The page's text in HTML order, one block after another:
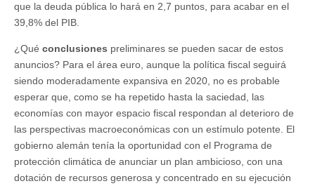
que la deuda pública lo hará en 2,7 puntos, para acabar en el
39,8% del PIB.
¿Qué conclusiones preliminares se pueden sacar de estos
anuncios? Para el área euro, aunque la política fiscal seguirá
siendo moderadamente expansiva en 2020, no es probable
esperar que, como se ha repetido hasta la saciedad, las
economías con mayor espacio fiscal respondan al deterioro de
las perspectivas macroeconómicas con un estímulo potente. El
gobierno alemán tenía la oportunidad con el Programa de
protección climática de anunciar un plan ambicioso, con una
dotación de recursos generosa y concentrado en su ejecución